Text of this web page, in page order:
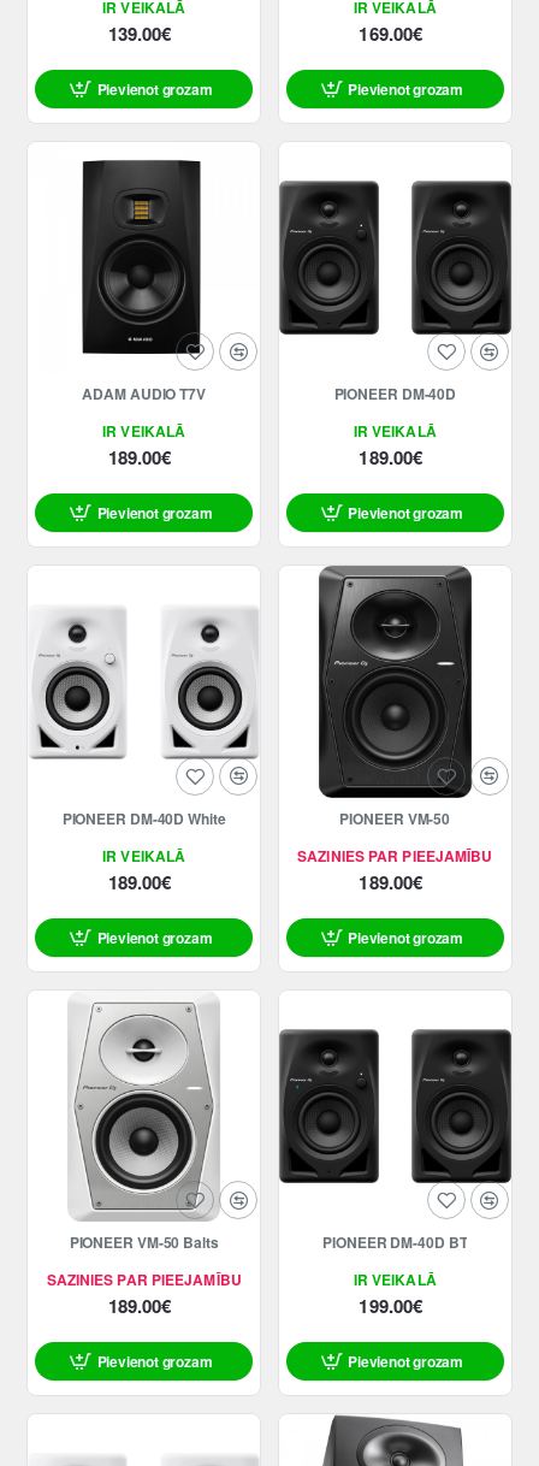
IR VEIKALĀ
139.00€
Pievienot grozam
IR VEIKALĀ
169.00€
Pievienot grozam
IR VEIKALĀ
ADAM AUDIO T7V
189.00€
Pievienot grozam
IR VEIKALĀ
PIONEER DM-40D
189.00€
Pievienot grozam
IR VEIKALĀ
PIONEER DM-40D White
189.00€
Pievienot grozam
SAZINIES PAR PIEEJAMĪBU
PIONEER VM-50
189.00€
Pievienot grozam
SAZINIES PAR PIEEJAMĪBU
PIONEER VM-50 Balts
189.00€
Pievienot grozam
IR VEIKALĀ
PIONEER DM-40D BT
199.00€
Pievienot grozam